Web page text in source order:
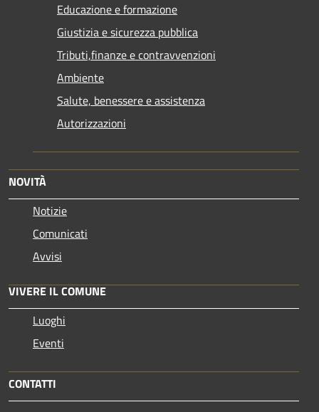
Educazione e formazione
Giustizia e sicurezza pubblica
Tributi,finanze e contravvenzioni
Ambiente
Salute, benessere e assistenza
Autorizzazioni
NOVITÀ
Notizie
Comunicati
Avvisi
VIVERE IL COMUNE
Luoghi
Eventi
CONTATTI